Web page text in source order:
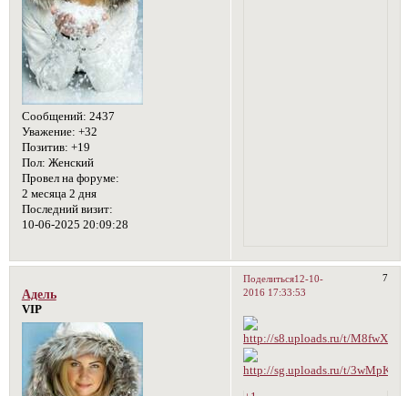
Сообщений: 2437
Уважение: +32
Позитив: +19
Пол: Женский
Провел на форуме:
2 месяца 2 дня
Последний визит:
10-06-2025 20:09:28
Поделиться 7
12-10-
2016 17:33:53
Адель
VIP